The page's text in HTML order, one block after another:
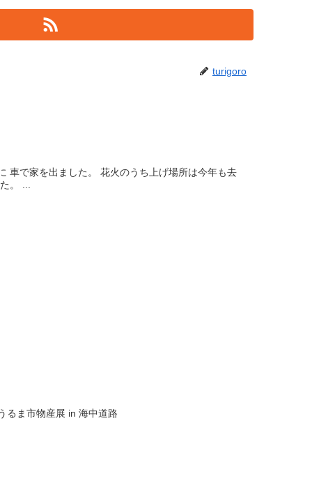
turigoro
車で家を出ました。 花火のうち上げ場所は今年も去
。 ...
るま市物産展 in 海中道路